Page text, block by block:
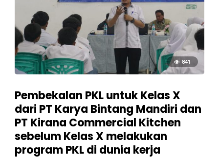
841
Pembekalan PKL untuk Kelas X
dari PT Karya Bintang Mandiri dan
PT Kirana Commercial Kitchen
sebelum Kelas X melakukan
program PKL di dunia kerja